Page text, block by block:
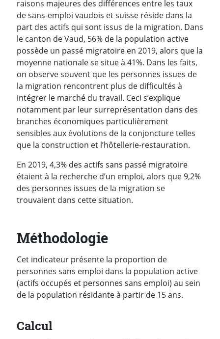
raisons majeures des différences entre les taux
de sans-emploi vaudois et suisse réside dans la
part des actifs qui sont issus de la migration. Dans
le canton de Vaud, 56% de la population active
possède un passé migratoire en 2019, alors que la
moyenne nationale se situe à 41%. Dans les faits,
on observe souvent que les personnes issues de
la migration rencontrent plus de difficultés à
intégrer le marché du travail. Ceci s’explique
notamment par leur surreprésentation dans des
branches économiques particulièrement
sensibles aux évolutions de la conjoncture telles
que la construction et l’hôtellerie-restauration.
En 2019, 4,3% des actifs sans passé migratoire
étaient à la recherche d’un emploi, alors que 9,2%
des personnes issues de la migration se
trouvaient dans cette situation.
Méthodologie
Cet indicateur présente la proportion de
personnes sans emploi dans la population active
(actifs occupés et personnes sans emploi) au sein
de la population résidante à partir de 15 ans.
Calcul